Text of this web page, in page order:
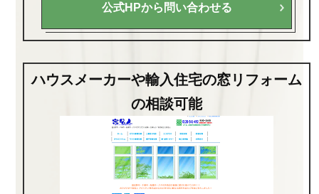
公式HPから問い合わせる
ハウスメーカーや輸入住宅の窓リフォーム
の相談可能